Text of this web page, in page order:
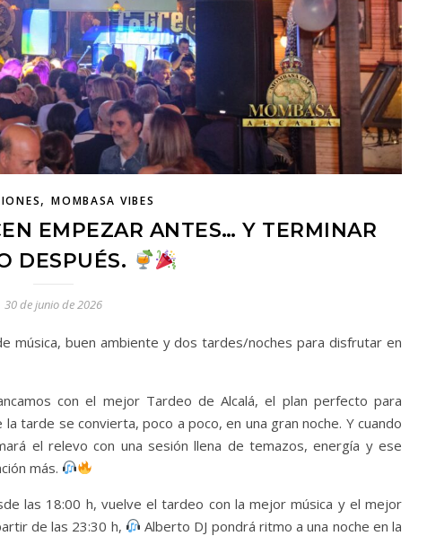
,MOMBASA VIBES
EMPEZAR ANTES… Y TERMINAR
DESPUÉS.
30 de junio de 2026
música, buen ambiente y dos tardes/noches para disfrutar en
con el mejor Tardeo de Alcalá, el plan perfecto para
tarde se convierta, poco a poco, en una gran noche. Y cuando
el relevo con una sesión llena de temazos, energía y ese
más.
las 18:00 h, vuelve el tardeo con la mejor música y el mejor
de las 23:30 h,
Alberto DJ pondrá ritmo a una noche en la